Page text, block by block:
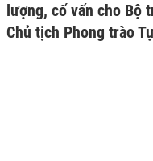
lượng, cố vấn cho Bộ
Chủ tịch Phong trào